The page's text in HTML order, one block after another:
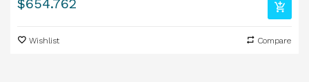
$654.762
Wishlist Compare